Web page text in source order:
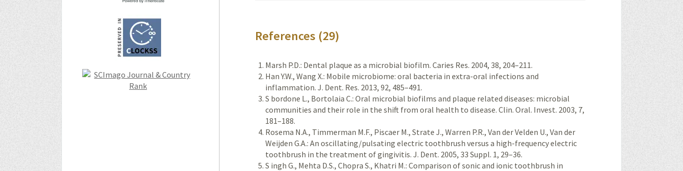
References (29)
Marsh P.D.: Dental plaque as a microbial biofilm. Caries Res. 2004, 38, 204–211.
Han Y.W., Wang X.: Mobile microbiome: oral bacteria in extra-oral infections and
inflammation. J. Dent. Res. 2013, 92, 485–491.
S bordone L., Bortolaia C.: Oral microbial biofilms and plaque related diseases: microbial
communities and their role in the shift from oral health to disease. Clin. Oral. Invest. 2003, 7,
181–188.
Rosema N.A., Timmerman M.F., Piscaer M., Strate J., Warren P.R., Van der Velden U., Van der
Weijden G.A.: An oscillating/pulsating electric toothbrush versus a high-frequency electric
toothbrush in the treatment of gingivitis. J. Dent. 2005, 33 Suppl. 1, 29–36.
S ingh G., Mehta D.S., Chopra S., Khatri M.: Comparison of sonic and ionic toothbrush in